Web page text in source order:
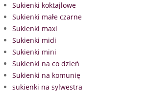
Sukienki koktajlowe
Sukienki małe czarne
Sukienki maxi
Sukienki midi
Sukienki mini
Sukienki na co dzień
Sukienki na komunię
sukienki na sylwestra